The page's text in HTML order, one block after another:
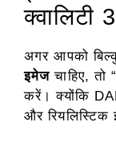
क्वालिटी
अगर आपको
इमेजचाहिए, तो “
करें। क्योंकि
और रियलिस्टिक